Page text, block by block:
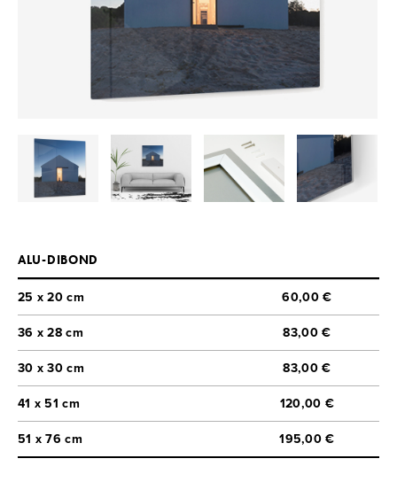
ALU-DIBOND
25 x 20 cm 60,00 €
36 x 28 cm 83,00 €
30 x 30 cm 83,00 €
41 x 51 cm 120,00 €
51 x 76 cm 195,00 €